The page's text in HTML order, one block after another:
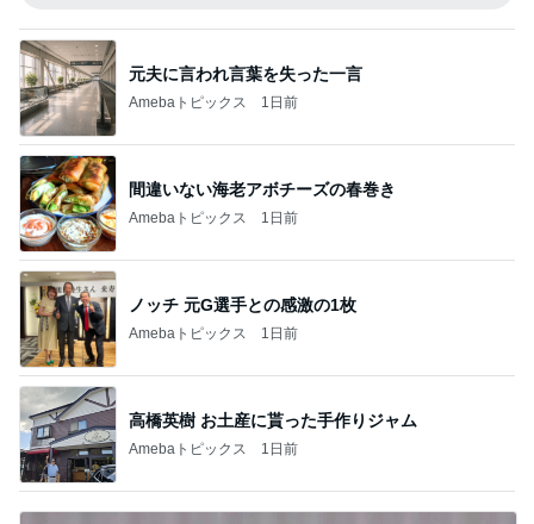
元夫に言われ言葉を失った一言
Amebaトピックス 1日前
間違いない海老アボチーズの春巻き
Amebaトピックス 1日前
ノッチ 元G選手との感激の1枚
Amebaトピックス 1日前
高橋英樹 お土産に貰った手作りジャム
Amebaトピックス 1日前